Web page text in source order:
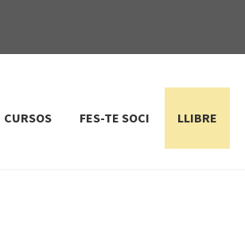
CURSOS FES-TE SOCI LLIBRE